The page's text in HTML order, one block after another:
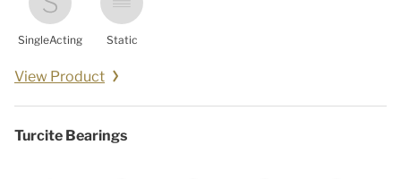
SingleActing Static
View Product
Turcite Bearings